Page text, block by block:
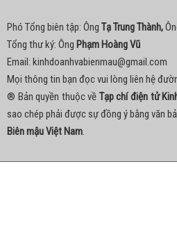
Phó Tổng biên tập: Ông Tạ Trung Thành,
Tổng thư ký: Ông Phạm Hoàng Vũ
Email: kinhdoanhvabienmau@gmail.com
Mọi thông tin bạn đọc vui lòng liên hệ
® Bản quyền thuộc về Tạp chí điện tử
sao chép phải được sự đồng ý bằng văn
Biên mậu Việt Nam.